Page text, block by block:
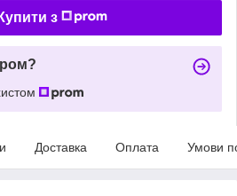
Купити з
Доставка Оплата Умови